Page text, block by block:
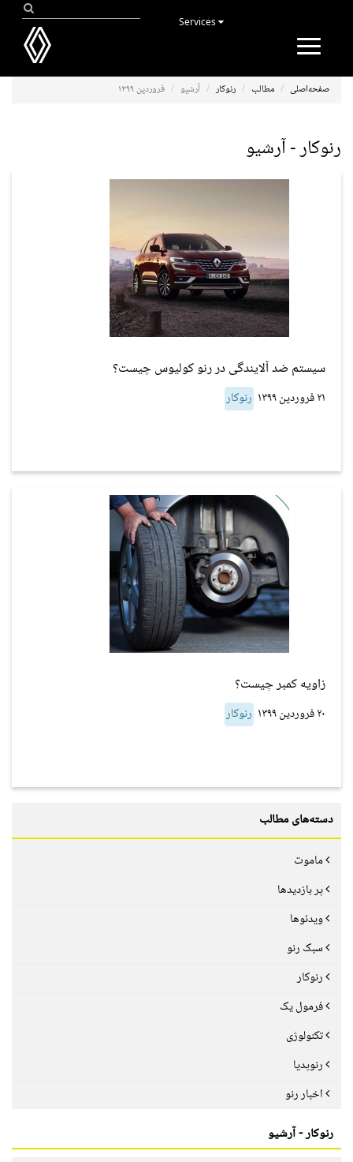
Toggle
صفحه‌اصلی مطالب رنوکار آرشیو فروردین ۱۳۹۹
رنوکار - آرشیو
سیستم ضد آلایندگی در رنو کولیوس چیست؟
۲۱ فروردین ۱۳۹۹ رنوکار
زاویه کمبر چیست؟
۲۰ فروردین ۱۳۹۹ رنوکار
دسته‌های مطالب
ماموت
پر بازدیدها
ویدئوها
سبک رنو
رنوکار
فرمول یک
تکنولوژی
رنوپدیا
اخبار رنو
رنوکار - آرشیو